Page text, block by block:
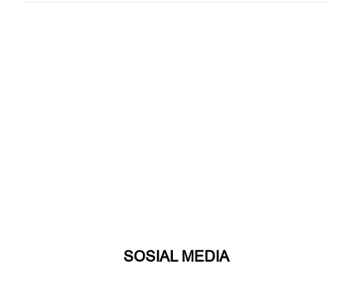
SOSIAL MEDIA